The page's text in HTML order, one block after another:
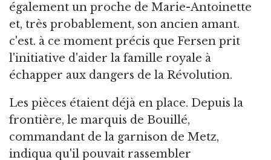
également un proche de Marie-Antoinette
et, très probablement, son ancien amant.
c'est. à ce moment précis que Fersen prit
l'initiative d'aider la famille royale à
échapper aux dangers de la Révolution.
Les pièces étaient déjà en place. Depuis la
frontière, le marquis de Bouillé,
commandant de la garnison de Metz,
indiqua qu'il pouvait rassembler